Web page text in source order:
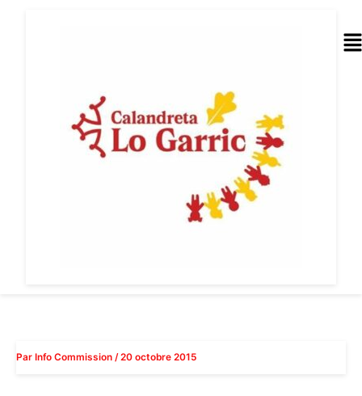
Par Info Commission /20 octobre 2015